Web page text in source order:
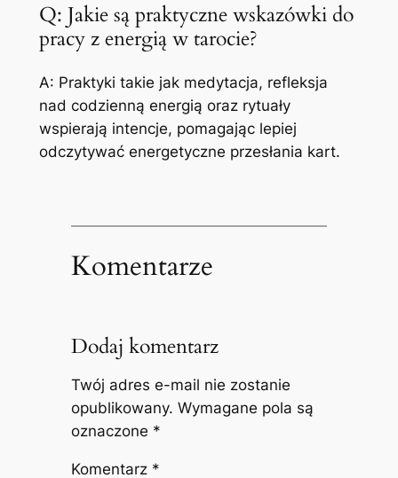
Q: Jakie są praktyczne wskazówki do
pracy z energią w tarocie?
A: Praktyki takie jak medytacja, refleksja
nad codzienną energią oraz rytuały
wspierają intencje, pomagając lepiej
odczytywać energetyczne przesłania kart.
Komentarze
Dodaj komentarz
Twój adres e-mail nie zostanie
opublikowany. Wymagane pola są
oznaczone *
Komentarz *